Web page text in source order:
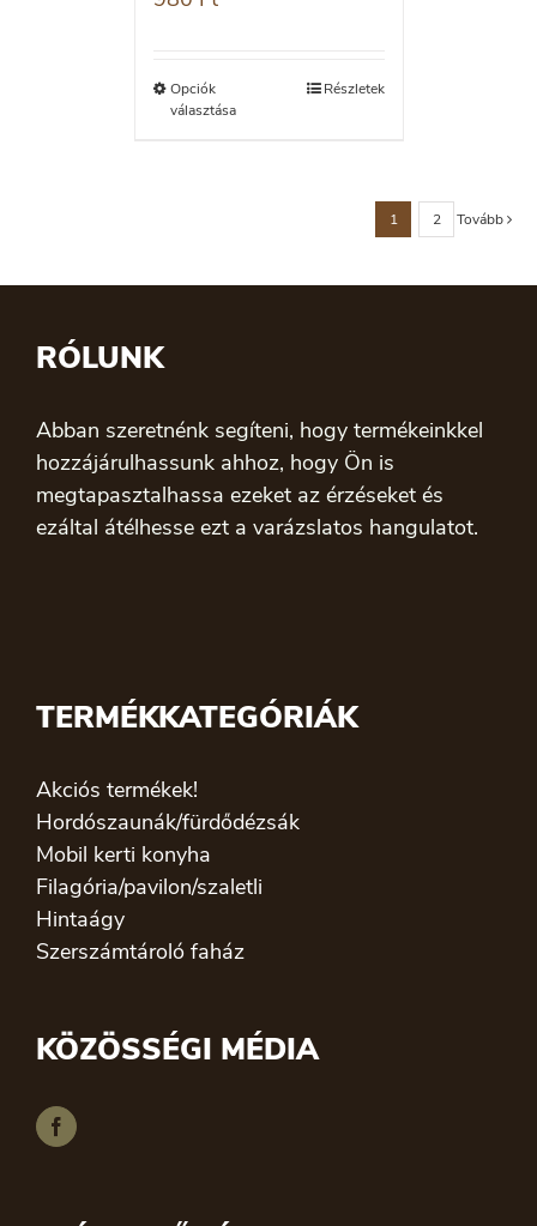
Opciók
választása
Részletek
1 2 Tovább
RÓLUNK
Abban szeretnénk segíteni, hogy termékeinkkel
hozzájárulhassunk ahhoz, hogy Ön is
megtapasztalhassa ezeket az érzéseket és
ezáltal átélhesse ezt a varázslatos hangulatot.
TERMÉKKATEGÓRIÁK
Akciós termékek!
Hordószaunák/fürdődézsák
Mobil kerti konyha
Filagória/pavilon/szaletli
Hintaágy
Szerszámtároló faház
KÖZÖSSÉGI MÉDIA